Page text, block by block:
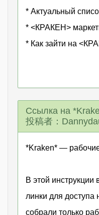
* Актуальный
* <КРАКЕН>
* Как зайти на
Ссылка на
投稿者：
*Kraken* —
В этой инструкции
линки для доступа
собрали только